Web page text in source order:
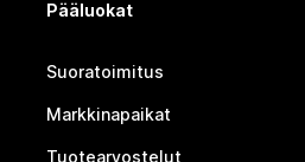
Pääluokat
Suoratoimitus
Markkinapaikat
Tuotearvostelut